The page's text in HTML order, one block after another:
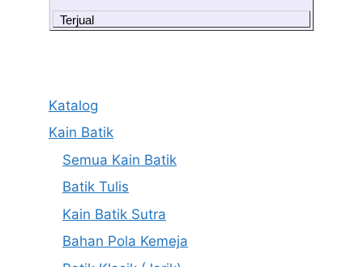
Terjual
Katalog
Kain Batik
Semua Kain Batik
Batik Tulis
Kain Batik Sutra
Bahan Pola Kemeja